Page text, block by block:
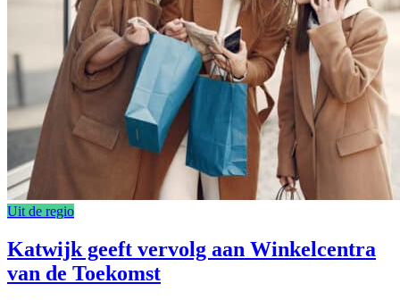
Uit de regio
Katwijk geeft vervolg aan Winkelcentra
van de Toekomst